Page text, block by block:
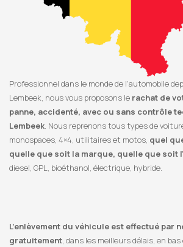
Professionnel dans le monde de l’automobile
Lembeek, nous vous proposons le rachat de
panne, accidenté, avec ou sans contrôle
Lembeek. Nous reprenons tous types de
monospaces, 4×4, utilitaires et motos, quel
quelle que soit la marque, quelle que soit
diesel, GPL, bioéthanol, électrique, hybride.
L’enlèvement du véhicule est effectué par
gratuitement, dans les meilleurs délais, en